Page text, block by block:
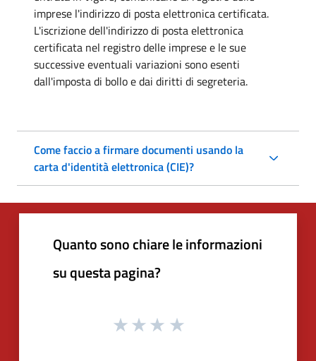
imprese l'indirizzo di posta elettronica certificata.
L'iscrizione dell'indirizzo di posta elettronica
certificata nel registro delle imprese e le sue
successive eventuali variazioni sono esenti
dall'imposta di bollo e dai diritti di segreteria.
Come faccio a firmare documenti usando la
carta d'identità elettronica (CIE)?
Quanto sono chiare le informazioni
su questa pagina?